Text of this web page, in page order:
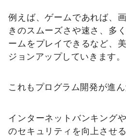
例えば、ゲームであれば、
きのスムーズさや速さ、多
ームをプレイできるなど、
ジョンアップしていきます。
これもプログラム開発が進ん
インターネットバンキング
のセキュリティを向上させ